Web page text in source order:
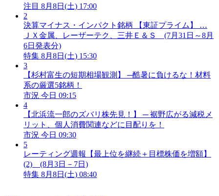
注目 8月8日(土) 17:00
2
決算マイナス・インパクト銘柄 【東証プライム】 …
ＪＸ金属、レーザーテク、三井Ｅ＆Ｓ (7月31日～8月
6日発表分)
特集 8月8日(土) 15:30
3
【杉村富生の短期相場観測】 ─酷暑に負けるな！材料
系の厳選5銘柄！
市況 今日 09:15
4
【北浜流一郎のズバリ株先見！】 ─ 裾野広がる減税メ
リット、個人消費関連などに目配りを！
市況 今日 09:30
5
レーティング週報【最上位を継続＋目標株価を増額】
(2) (8月3日－7日)
特集 8月8日(土) 08:40